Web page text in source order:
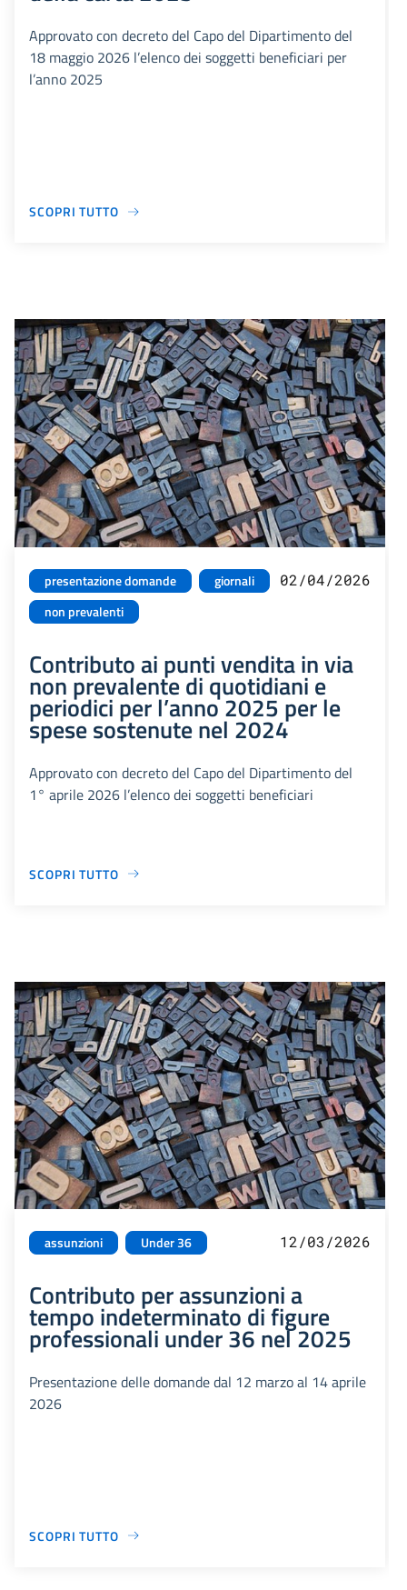
Approvato con decreto del Capo del Dipartimento del
18 maggio 2026 l’elenco dei soggetti beneficiari per
l’anno 2025
SCOPRI TUTTO
presentazione domande
giornali
non prevalenti
02/04/2026
Contributo ai punti vendita in via
non prevalente di quotidiani e
periodici per l’anno 2025 per le
spese sostenute nel 2024
Approvato con decreto del Capo del Dipartimento del
1° aprile 2026 l’elenco dei soggetti beneficiari
SCOPRI TUTTO
assunzioni Under 36 12/03/2026
Contributo per assunzioni a
tempo indeterminato di figure
professionali under 36 nel 2025
Presentazione delle domande dal 12 marzo al 14 aprile
2026
SCOPRI TUTTO